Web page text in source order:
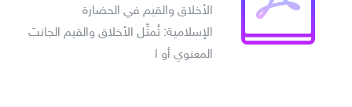
الأخلاق والقيم في الحضارة
الإسلامية: تُمثِّل الأخلاق والقيم الجانبَ
المعنوي أو ا